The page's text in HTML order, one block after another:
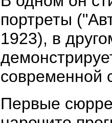
портреты
1923), в
современной
Первые